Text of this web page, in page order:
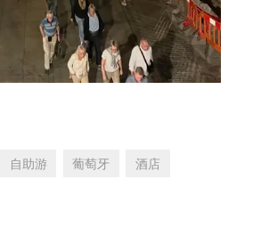
自助游 葡萄牙 酒店